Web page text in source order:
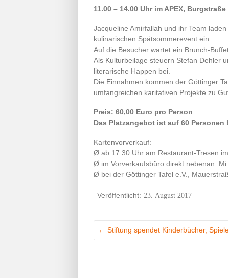
11.00 – 14.00 Uhr im APEX, Burgstraße
Jacqueline Amirfallah und ihr Team
kulinarischen Spätsommerevent ein.
Auf die Besucher wartet ein Brunch-
Als Kulturbeilage steuern Stefan Dehler
literarische Happen bei.
Die Einnahmen kommen der Göttinger
umfangreichen karitativen Projekte zu
Preis: 60,00 Euro pro Person
Das Platzangebot ist auf 60 Personen
Kartenvorverkauf:
Ø ab 17:30 Uhr am Restaurant-Tresen
Ø im Vorverkaufsbüro direkt nebenan:
Ø bei der Göttinger Tafel e.V.,
23. August 2017
← Stiftung spendet Kinderbücher,